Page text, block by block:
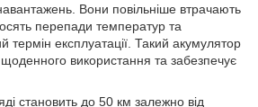
Вони повільніше втрачають
перепади температур та
термін експлуатації. Такий акумулятор
використання та забезпечує
становить до 50 км залежно від